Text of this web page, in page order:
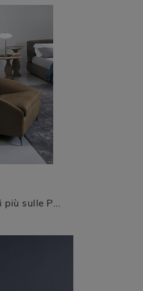
Clicca e scopri di più sulle Poltrone moderne di Barzaghi Salotti! Differenti modelli in pelle, come Leonie, ti attendono.